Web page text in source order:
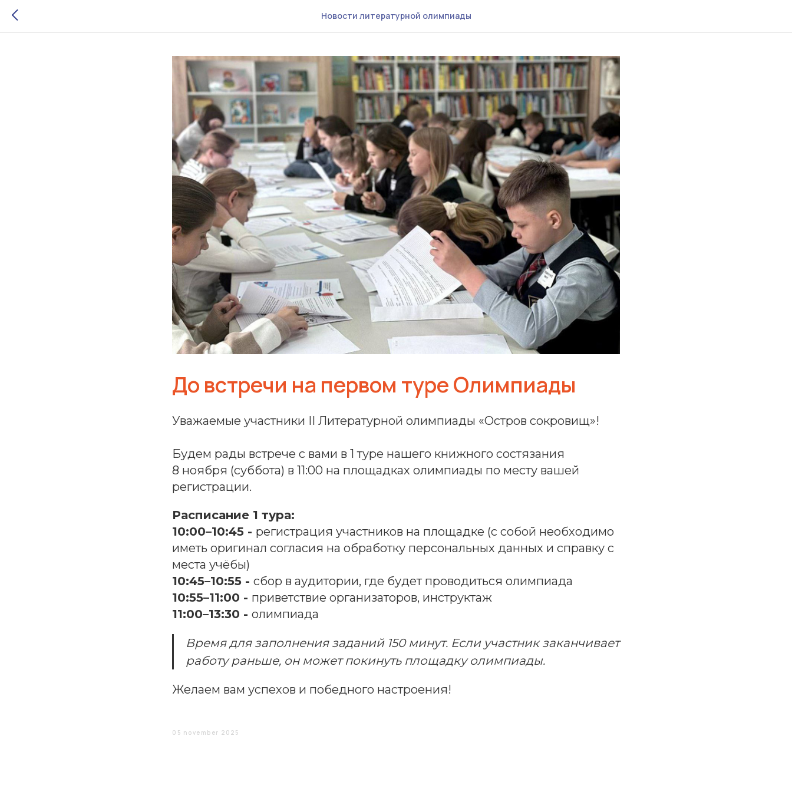
Новости литературной олимпиады
До встречи на первом туре Олимпиады
Уважаемые участники II Литературной олимпиады «Остров сокровищ»!
Будем рады встрече с вами в 1 туре нашего книжного состязания
8 ноября (суббота) в 11:00 на площадках олимпиады по месту вашей
регистрации.
Расписание 1 тура:
10:00–10:45 - регистрация участников на площадке (с собой необходимо
иметь оригинал согласия на обработку персональных данных и справку с
места учёбы)
10:45–10:55 - сбор в аудитории, где будет проводиться олимпиада
10:55–11:00 - приветствие организаторов, инструктаж
11:00–13:30 - олимпиада
Время для заполнения заданий 150 минут. Если участник заканчивает
работу раньше, он может покинуть площадку олимпиады.
Желаем вам успехов и победного настроения!
05 november 2025